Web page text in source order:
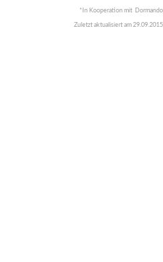
*In Kooperation mit Dormando
Zuletzt aktualisiert am 29.09.2015